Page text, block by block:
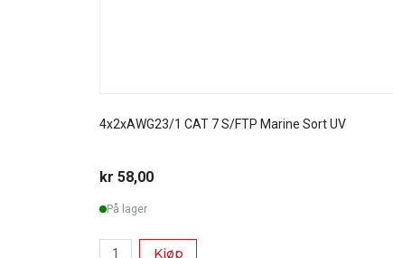
4x2xAWG23/1 CAT 7 S/FTP Marine Sort UV
kr 58,00
På lager
Kjøp